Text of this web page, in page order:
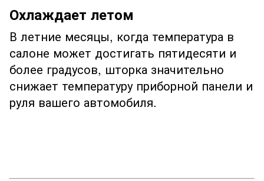
Охлаждает летом
В летние месяцы, когда температура в
салоне может достигать пятидесяти и
более градусов, шторка значительно
снижает температуру приборной панели и
руля вашего автомобиля.